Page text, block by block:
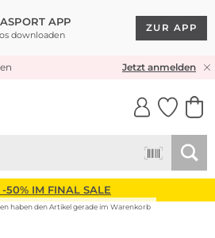
APP
downloaden
ZUR APP
VERSAND* & RÜCKVERSANDJetzt anmelden
-50% IM FINAL SALE
haben den Artikel gerade im Warenkorb